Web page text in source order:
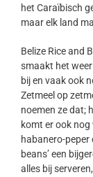
het Caraïbisch
maar elk land
Belize Rice and
smaakt het
bij en vaak ook
Zetmeel op
noemen ze dat;
komt er ook nog
habanero-peper
beans’ een
alles bij